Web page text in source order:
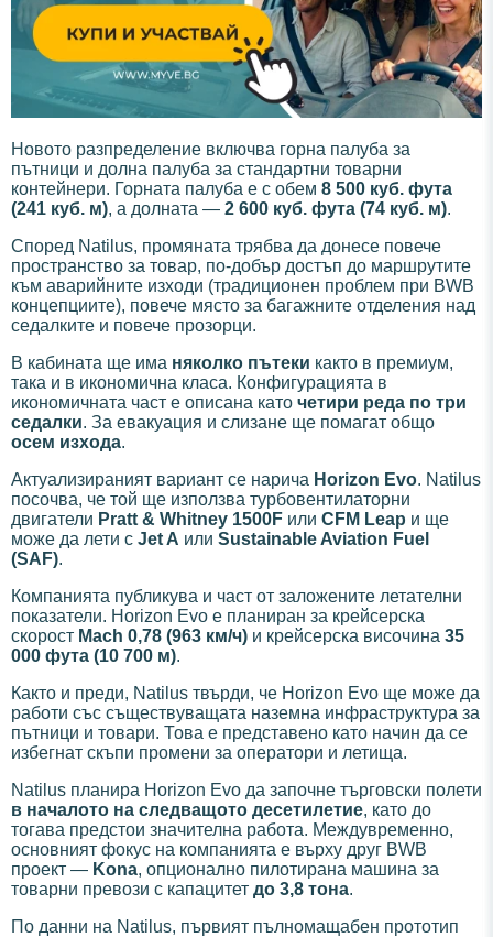
Новото разпределение включва горна палуба за
пътници и долна палуба за стандартни товарни
контейнери. Горната палуба е с обем 8 500 куб. фута
(241 куб. м), а долната — 2 600 куб. фута (74 куб. м).
Според Natilus, промяната трябва да донесе повече
пространство за товар, по-добър достъп до маршрутите
към аварийните изходи (традиционен проблем при BWB
концепциите), повече място за багажните отделения над
седалките и повече прозорци.
В кабината ще има няколко пътеки както в премиум,
така и в икономична класа. Конфигурацията в
икономичната част е описана като четири реда по три
седалки. За евакуация и слизане ще помагат общо
осем изхода.
Актуализираният вариант се нарича Horizon Evo. Natilus
посочва, че той ще използва турбовентилаторни
двигатели Pratt & Whitney 1500F или CFM Leap и ще
може да лети с Jet A или Sustainable Aviation Fuel
(SAF).
Компанията публикува и част от заложените летателни
показатели. Horizon Evo е планиран за крейсерска
скорост Mach 0,78 (963 км/ч) и крейсерска височина 35
000 фута (10 700 м).
Както и преди, Natilus твърди, че Horizon Evo ще може да
работи със съществуващата наземна инфраструктура за
пътници и товари. Това е представено като начин да се
избегнат скъпи промени за оператори и летища.
Natilus планира Horizon Evo да започне търговски полети
в началото на следващото десетилетие, като до
тогава предстои значителна работа. Междувременно,
основният фокус на компанията е върху друг BWB
проект — Kona, опционално пилотирана машина за
товарни превози с капацитет до 3,8 тона.
По данни на Natilus, първият пълномащабен прототип